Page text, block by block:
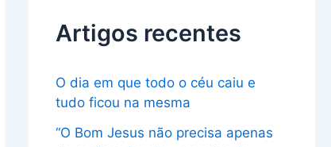
Artigos recentes
O dia em que todo o céu caiu e
tudo ficou na mesma
“O Bom Jesus não precisa apenas